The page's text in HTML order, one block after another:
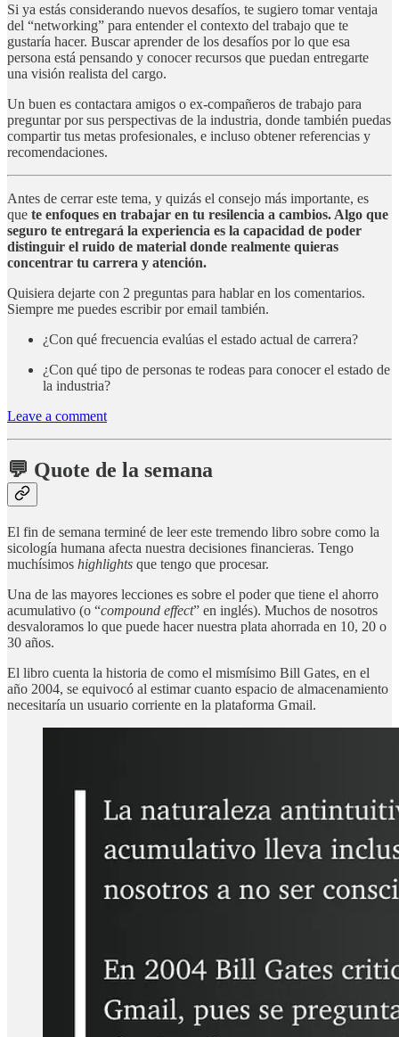
Si ya estás considerando nuevos desafíos, te sugiero tomar ventaja
del “networking” para entender el contexto del trabajo que te
gustaría hacer. Buscar aprender de los desafíos por lo que esa
persona está pensando y conocer recursos que puedan entregarte
una visión realista del cargo.
Un buen es contactara amigos o ex-compañeros de trabajo para
preguntar por sus perspectivas de la industria, donde también puedas
compartir tus metas profesionales, e incluso obtener referencias y
recomendaciones.
Antes de cerrar este tema, y quizás el consejo más importante, es
que te enfoques en trabajar en tu resilencia a cambios. Algo que
seguro te entregará la experiencia es la capacidad de poder
distinguir el ruido de material donde realmente quieras
concentrar tu carrera y atención.
Quisiera dejarte con 2 preguntas para hablar en los comentarios.
Siempre me puedes escribir por email también.
¿Con qué frecuencia evalúas el estado actual de carrera?
¿Con qué tipo de personas te rodeas para conocer el estado de
la industria?
Leave a comment
💬 Quote de la semana
El fin de semana terminé de leer este tremendo libro sobre como la
sicología humana afecta nuestra decisiones financieras. Tengo
muchísimos highlights que tengo que procesar.
Una de las mayores lecciones es sobre el poder que tiene el ahorro
acumulativo (o “compound effect” en inglés). Muchos de nosotros
desvaloramos lo que puede hacer nuestra plata ahorrada en 10, 20 o
30 años.
El libro cuenta la historia de como el mismísimo Bill Gates, en el
año 2004, se equivocó al estimar cuanto espacio de almacenamiento
necesitaría un usuario corriente en la plataforma Gmail.